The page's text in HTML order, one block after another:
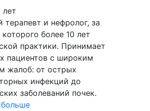
лет
терапевт и нефролог, за
более 10 лет
практики. Принимает
пациентов с широким
жалоб: от острых
инфекций до
заболеваний почек.
больше